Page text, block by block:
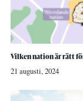
Vilken nation är rätt
21 augusti, 2024